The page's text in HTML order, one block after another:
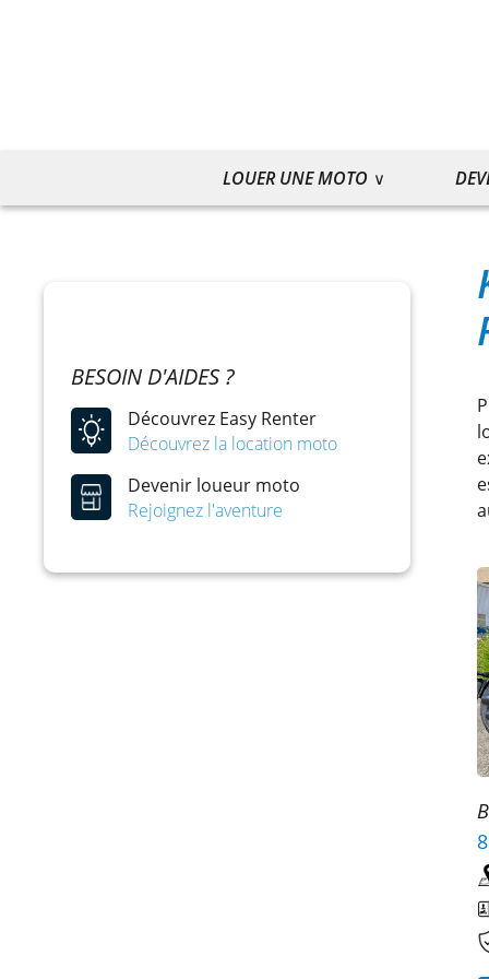
LOUER UNE MOTO
BESOIN D'AIDES ?
Découvrez Easy Renter
Découvrez la location moto
Devenir loueur moto
Rejoignez l'aventure